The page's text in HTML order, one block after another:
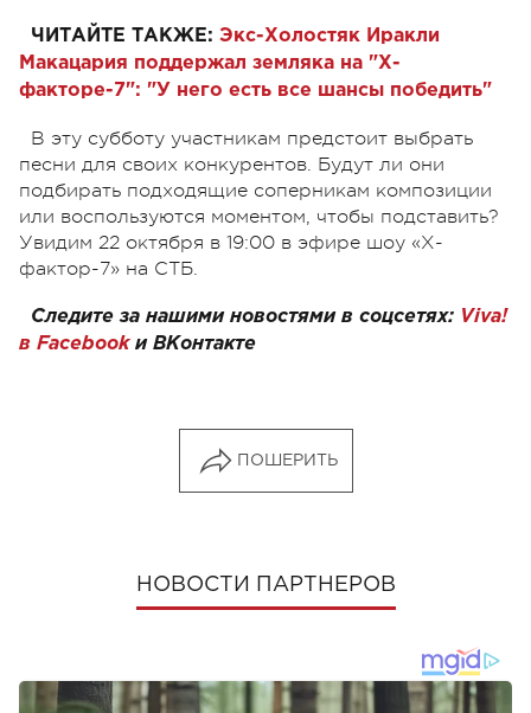
ЧИТАЙТЕ ТАКЖЕ: Экс-Холостяк Иракли
Макацария поддержал земляка на "Х-
факторе-7": "У него есть все шансы победить"
В эту субботу участникам предстоит выбрать
песни для своих конкурентов. Будут ли они
подбирать подходящие соперникам композиции
или воспользуются моментом, чтобы подставить?
Увидим 22 октября в 19:00 в эфире шоу «Х-
фактор-7» на СТБ.
Следите за нашими новостями в соцсетях: Viva!
в Facebookи ВКонтакте
ПОШЕРИТЬ
НОВОСТИ ПАРТНЕРОВ